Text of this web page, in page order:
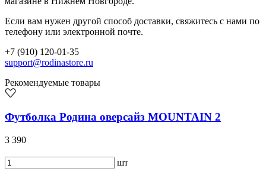
Если вам нужен другой способ доставки, свяжитесь с нами по
телефону или электронной почте.
+7 (910) 120-01-35
support@rodinastore.ru
Рекомендуемые товары
Футболка Родина оверсайз MOUNTAIN 2
3 390
шт